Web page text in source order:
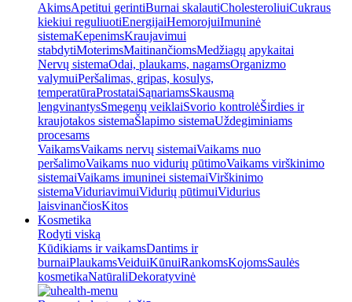
AkimsApetitui gerintiBurnai skalautiCholesteroliuiCukraus
kiekiui reguliuotiEnergijaiHemorojuiImuninė
sistemaKepenimsKraujavimui
stabdytiMoterimsMaitinančiomsMedžiagų apykaitai
Nervų sistemaOdai, plaukams, nagamsOrganizmo
valymuiPeršalimas, gripas, kosulys,
temperatūraProstataiSąnariamsSkausmą
lengvinantysSmegenų veiklaiSvorio kontrolėŠirdies ir
kraujotakos sistemaŠlapimo sistemaUždegiminiams
procesams
VaikamsVaikams nervų sistemaiVaikams nuo
peršalimoVaikams nuo vidurių pūtimoVaikams virškinimo
sistemaiVaikams imuninei sistemaiVirškinimo
sistemaViduriavimuiVidurių pūtimuiVidurius
laisvinančiosKitos
Kosmetika
Rodyti viską
Kūdikiams ir vaikamsDantims ir
burnaiPlaukamsVeiduiKūnuiRankomsKojomsSaulės
kosmetikaNatūraliDekoratyvinė